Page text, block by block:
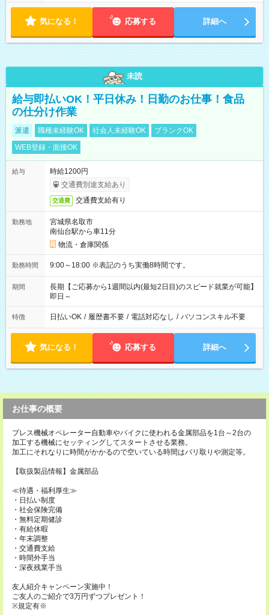
気になる！ 応募する 詳細へ
未読
給与即払いOK！平日休み！日勤のお仕事！食品
の仕分け作業
派遣 職種未経験OK 社会人未経験OK
ブランクOK
WEB登録・面接OK
給与
時給1200円
交通費別途支給あり
交通費 交通費支給有り
勤務地
宮城県名取市
南仙台駅から車11分
物流・倉庫関係
勤務時間 9:00～18:00 ※表記のうち実働8時間です。
期間
長期【ご応募から1週間以内(最短2日目)のスピード就業が可能】
即日～
特徴 日払いOK / 履歴書不要 / 電話対応なし / パソコンスキル不要
気になる！ 応募する 詳細へ
お仕事の概要
プレス機械オペレーター自動車やバイクに使われる金属部品を1台～2台の
加工する機械にセッティングしてスタートさせる業務。
加工にそれなりに時間がかかるので空いている時間はバリ取りや測定等。
【取扱製品情報】金属部品
≪待遇・福利厚生≫
・日払い制度
・社会保険完備
・無料定期健診
・有給休暇
・年末調整
・交通費支給
・時間外手当
・深夜残業手当
友人紹介キャンペーン実施中！
ご友人のご紹介で3万円ずつプレゼント！
※規定有※